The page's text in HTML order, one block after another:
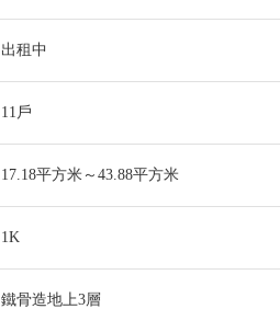
出租中
11戶
17.18平方米～43.88平方米
1K
鐵骨造地上3層